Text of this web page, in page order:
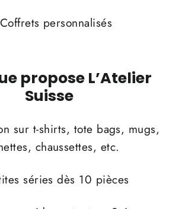
personnalisés
propose L’Atelier
Suisse
sur t-shirts, tote bags, mugs,
chaussettes, etc.
séries dès 10 pièces